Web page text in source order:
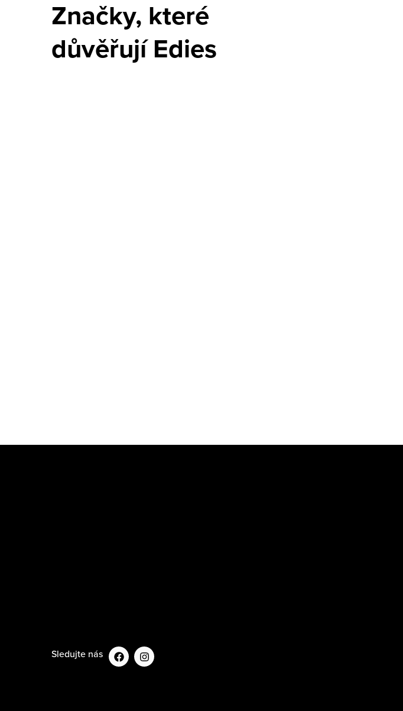
Značky, které
důvěřují Edies
Sledujte nás